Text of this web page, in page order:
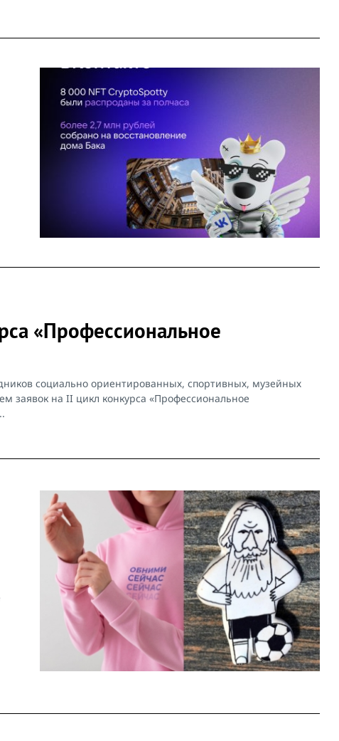
«Профессиональное
социально ориентированных, спортивных, музейных
заявок на II цикл конкурса «Профессиональное